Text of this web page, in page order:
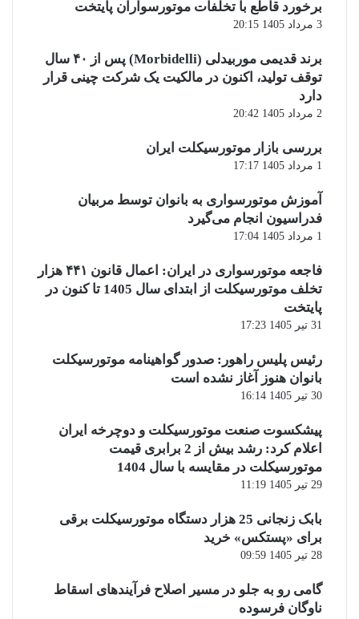
برخورد قاطع با تخلفات موتورسواران پایتخت
3 مرداد 1405 20:15
برند قدیمی موربیدلی (Morbidelli) پس از ۴۰ سال
توقف تولید، اکنون در مالکیت یک شرکت چینی قرار
دارد
2 مرداد 1405 20:42
بررسی بازار موتورسیکلت ایران
1 مرداد 1405 17:17
آموزش موتورسواری به بانوان توسط مربیان
فدراسیون انجام می‌گیرد
1 مرداد 1405 17:04
فاجعه موتورسواری در ایران: اعمال قانون ۴۴۱ هزار
تخلف موتورسیکلت از ابتدای سال 1405 تا کنون در
پایتخت
31 تیر 1405 17:23
رئیس پلیس راهور: صدور گواهینامه موتورسیکلت
بانوان هنوز آغاز نشده است
30 تیر 1405 16:14
پیشکسوت صنعت موتورسیکلت و دوچرخه ایران
اعلام کرد: رشد بیش از 2 برابری قیمت
موتورسیکلت در مقایسه با سال 1404
29 تیر 1405 11:19
بابک زنجانی 25 هزار دستگاه موتورسیکلت برقی
برای «پستکس» خرید
28 تیر 1405 09:59
گامی رو به جلو در مسیر اصلاح فرآیندهای اسقاط
ناوگان فرسوده